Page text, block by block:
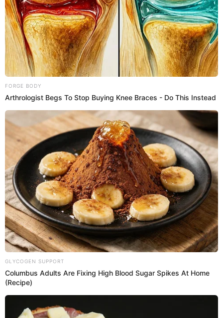
12 May 2021 | 18:52 h
Los Hermanos Yaipén delicados de salud, según
APDAYC: "Nuestras oraciones por su pronta
recuperación"
oraciones para pedir la recuperación de los líderes de los
"Hermanos Yaipén" quienes estarían graves de salud.
El Popular
Hermanos Yaipén
02 Dic 2019 | 8:00 h
Pedro Suárez Vertiz se pronuncia por cobro de
regalías de su música en 'Asu mare' [FOTO]